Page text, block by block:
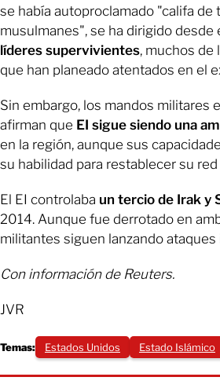
se había autoproclamado "califa de
musulmanes", se ha dirigido
líderes supervivientes, muchos de
que han planeado atentados en el
Sin embargo, los mandos militares
afirman que EI sigue siendo una
en la región, aunque sus
su habilidad para restablecer su red
El EI controlaba un tercio de Irak y
2014. Aunque fue derrotado en
militantes siguen lanzando
Con información de Reuters.
JVR
Temas: Estados Unidos Estado Islámico